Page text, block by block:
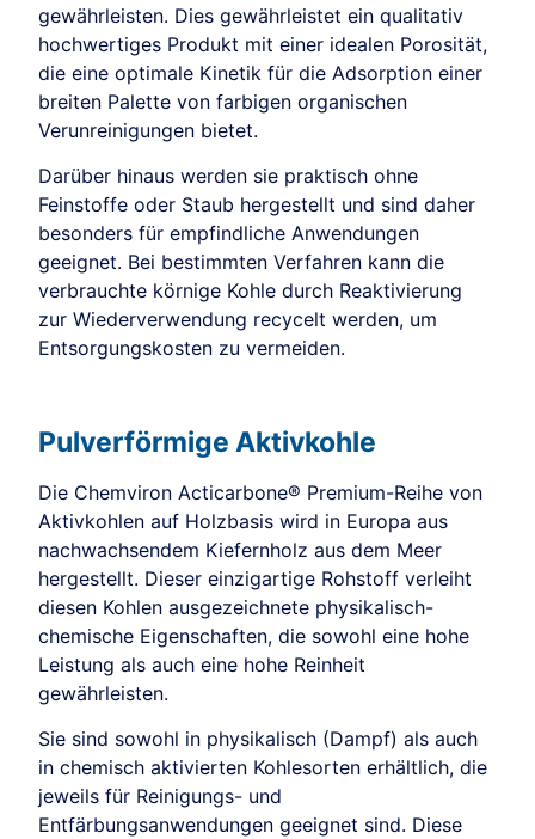
gewährleisten. Dies gewährleistet ein qualitativ
hochwertiges Produkt mit einer idealen Porosität,
die eine optimale Kinetik für die Adsorption einer
breiten Palette von farbigen organischen
Verunreinigungen bietet.
Darüber hinaus werden sie praktisch ohne
Feinstoffe oder Staub hergestellt und sind daher
besonders für empfindliche Anwendungen
geeignet. Bei bestimmten Verfahren kann die
verbrauchte körnige Kohle durch Reaktivierung
zur Wiederverwendung recycelt werden, um
Entsorgungskosten zu vermeiden.
Pulverförmige Aktivkohle
Die Chemviron Acticarbone® Premium-Reihe von
Aktivkohlen auf Holzbasis wird in Europa aus
nachwachsendem Kiefernholz aus dem Meer
hergestellt. Dieser einzigartige Rohstoff verleiht
diesen Kohlen ausgezeichnete physikalisch-
chemische Eigenschaften, die sowohl eine hohe
Leistung als auch eine hohe Reinheit
gewährleisten.
Sie sind sowohl in physikalisch (Dampf) als auch
in chemisch aktivierten Kohlesorten erhältlich, die
jeweils für Reinigungs- und
Entfärbungsanwendungen geeignet sind. Diese